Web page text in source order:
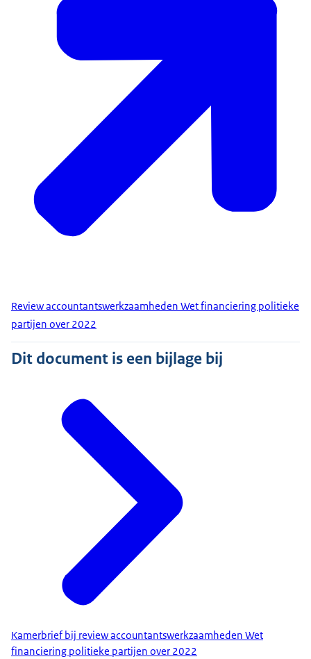
Review accountantswerkzaamheden Wet financiering politieke
partijen over 2022
Dit document is een bijlage bij
Kamerbrief bij review accountantswerkzaamheden Wet
financiering politieke partijen over 2022